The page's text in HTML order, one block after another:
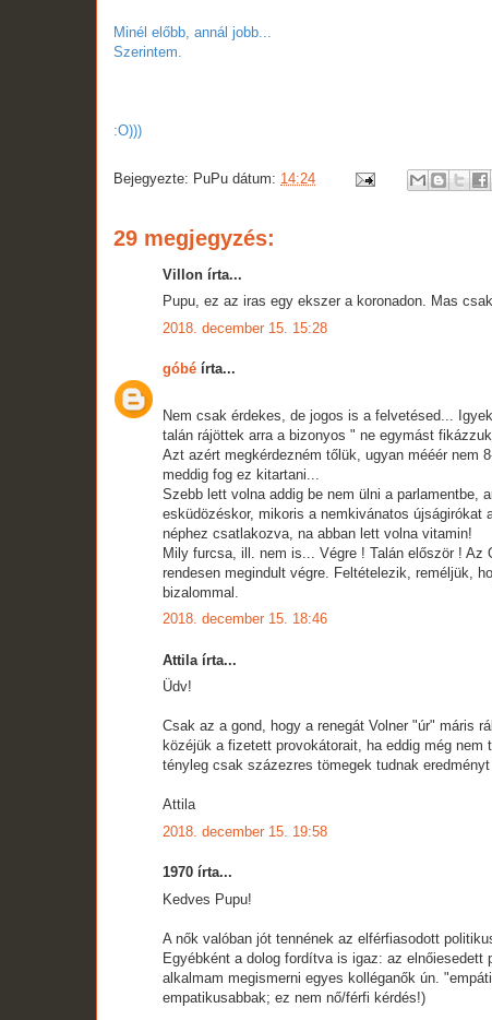
Minél előbb, annál jobb...
Szerintem.
:O)))
Bejegyezte: PuPu dátum: 14:24
29 megjegyzés:
Villon írta...
Pupu, ez az iras egy ekszer a koronadon. Mas
2018. december 15. 15:28
góbé írta...
Nem csak érdekes, de jogos is a felvetésed...
talán rájöttek arra a bizonyos " ne egymást
Azt azért megkérdezném tőlük, ugyan mééér nem
meddig fog ez kitartani...
Szebb lett volna addig be nem ülni a parlamentbe,
esküdözéskor, mikoris a nemkivánatos
néphez csatlakozva, na abban lett volna vitamin!
Mily furcsa, ill. nem is... Végre ! Talán először !
rendesen megindult végre. Feltételezik, reméljük,
bizalommal.
2018. december 15. 18:46
Attila írta...
Üdv!
Csak az a gond, hogy a renegát Volner "úr" máris
közéjük a fizetett provokátorait, ha eddig még
tényleg csak százezres tömegek tudnak eredményt
Attila
2018. december 15. 19:58
1970 írta...
Kedves Pupu!
A nők valóban jót tennének az elférfiasodott
Egyébként a dolog fordítva is igaz: az
alkalmam megismerni egyes kolléganők ún.
empatikusabbak; ez nem nő/férfi kérdés!)